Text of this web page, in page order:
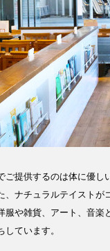
提供するのは体に優し
ナチュラルテイストが
や雑貨、アート、音楽
ています。